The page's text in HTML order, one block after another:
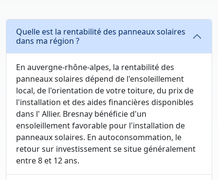
Quelle est la rentabilité des panneaux solaires
dans ma région ?
En auvergne-rhône-alpes, la rentabilité des
panneaux solaires dépend de l'ensoleillement
local, de l'orientation de votre toiture, du prix de
l'installation et des aides financières disponibles
dans l' Allier. Bresnay bénéficie d'un
ensoleillement favorable pour l'installation de
panneaux solaires. En autoconsommation, le
retour sur investissement se situe généralement
entre 8 et 12 ans.